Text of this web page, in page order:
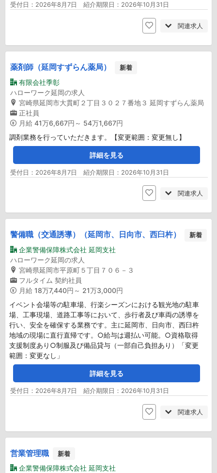
受付日：2026年8月7日 紹介期限日：2026年10月31日
関連求人
薬剤師（延岡すずらん薬局） 新着
有限会社季彰
ハローワーク延岡の求人
宮崎県延岡市大貫町２丁目３０２７番地３ 延岡すずらん薬局
正社員
月給 41万6,667円～ 54万1,667円
調剤業務を行っていただきます。【変更範囲：変更無し】
詳細を見る
受付日：2026年8月7日 紹介期限日：2026年10月31日
関連求人
警備職（交通誘導）（延岡市、日向市、西臼杵） 新着
企業警備保障株式会社 延岡支社
ハローワーク延岡の求人
宮崎県延岡市平原町５丁目７０６－３
フルタイム 契約社員
月給 18万7,440円～ 21万3,000円
イベント会場等の駐車場、行楽シーズンにおける観光地の駐車
場、工事現場、道路工事等において、歩行者及び車両の誘導を
行い、安全を確保する業務です。主に延岡市、日向市、西臼杵
地域の現場に直行直帰です。○給与は週払い可能。○資格取得
支援制度あり○制服及び備品貸与（一部自己負担あり）「変更
範囲：変更なし」
詳細を見る
受付日：2026年8月7日 紹介期限日：2026年10月31日
関連求人
営業管理職 新着
企業警備保障株式会社 延岡支社